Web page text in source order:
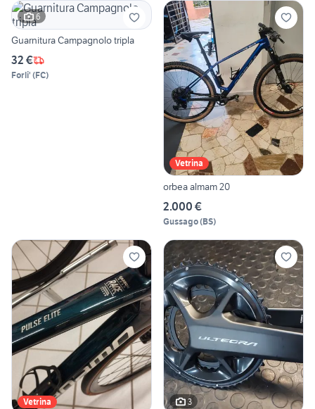
6
Guarnitura Campagnolo tripla
32 €
Forli' (FC)
Vetrina
orbea almam 20
2.000 €
Gussago(BS)
Vetrina 3